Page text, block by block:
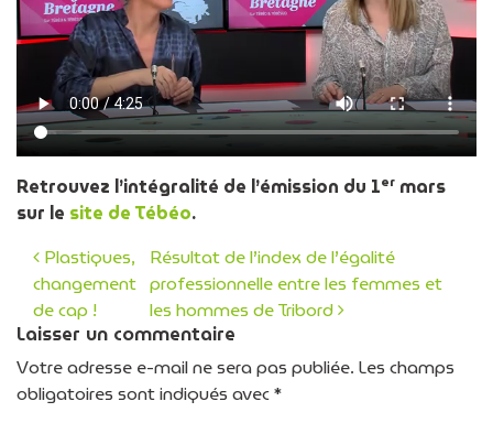
Retrouvez l’intégralité de l’émission du 1er mars
sur le site de Tébéo.
Navigation des articles
Plastiques,
changement
de cap !
Résultat de l’index de l’égalité
professionnelle entre les femmes et
les hommes de Tribord
Laisser un commentaire
Votre adresse e-mail ne sera pas publiée. Les champs
obligatoires sont indiqués avec*